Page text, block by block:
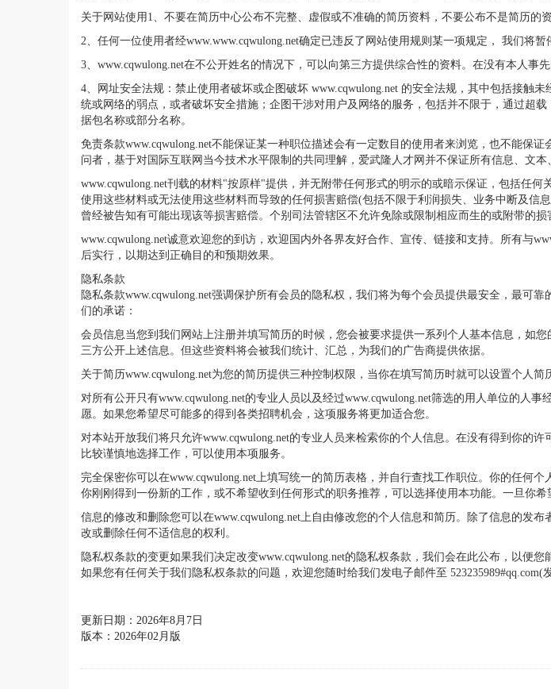
关于网站使用1、不要在简历中心公布不完整、虚假或不准确的简历资料，不要公布不是简历的
2、任何一位使用者经www.www.cqwulong.net确定已违反了网站使用规则某一项规定， 我们将暂
3、www.cqwulong.net在不公开姓名的情况下，可以向第三方提供综合性的资料。在没有本人事
4、网址安全法规：禁止使用者破坏或企图破坏 www.cqwulong.net 的安全法规，其中包括接触
统或网络的弱点，或者破坏安全措施；企图干涉对用户及网络的服务，包括并不限于，通过超
据包名称或部分名称。
免责条款www.cqwulong.net不能保证某一种职位描述会有一定数目的使用者来浏览，也不能保
问者，基于对国际互联网当今技术水平限制的共同理解，爱武隆人才网并不保证所有信息、文
www.cqwulong.net刊载的材料"按原样"提供，并无附带任何形式的明示的或暗示保证，包括任
使用这些材料或无法使用这些材料而导致的任何损害赔偿(包括不限于利润损失、业务中断及信
曾经被告知有可能出现该等损害赔偿。个别司法管辖区不允许免除或限制相应而生的或附带的损
www.cqwulong.net诚意欢迎您的到访，欢迎国内外各界友好合作、宣传、链接和支持。所有与
后实行，以期达到正确目的和预期效果。
隐私条款
隐私条款www.cqwulong.net强调保护所有会员的隐私权，我们将为每个会员提供最安全，最可
们的承诺：
会员信息当您到我们网站上注册并填写简历的时候，您会被要求提供一系列个人基本信息，如
三方公开上述信息。但这些资料将会被我们统计、汇总，为我们的广告商提供依据。
关于简历www.cqwulong.net为您的简历提供三种控制权限，当你在填写简历时就可以设置个人简
对所有公开只有www.cqwulong.net的专业人员以及经过www.cqwulong.net筛选的用人单位的人
愿。如果您希望尽可能多的得到各类招聘机会，这项服务将更加适合您。
对本站开放我们将只允许www.cqwulong.net的专业人员来检索你的个人信息。在没有得到你的
比较谨慎地选择工作，可以使用本项服务。
完全保密你可以在www.cqwulong.net上填写统一的简历表格，并自行查找工作职位。你的任何
你刚刚得到一份新的工作，或不希望收到任何形式的职务推荐，可以选择使用本功能。一旦你希
信息的修改和删除您可以在www.cqwulong.net上自由修改您的个人信息和简历。除了信息的发
改或删除任何不适信息的权利。
隐私权条款的变更如果我们决定改变www.cqwulong.net的隐私权条款，我们会在此公布，以便
如果您有任何关于我们隐私权条款的问题，欢迎您随时给我们发电子邮件至 523235989#qq.com(
更新日期：2026年8月7日
版本：2026年02月版